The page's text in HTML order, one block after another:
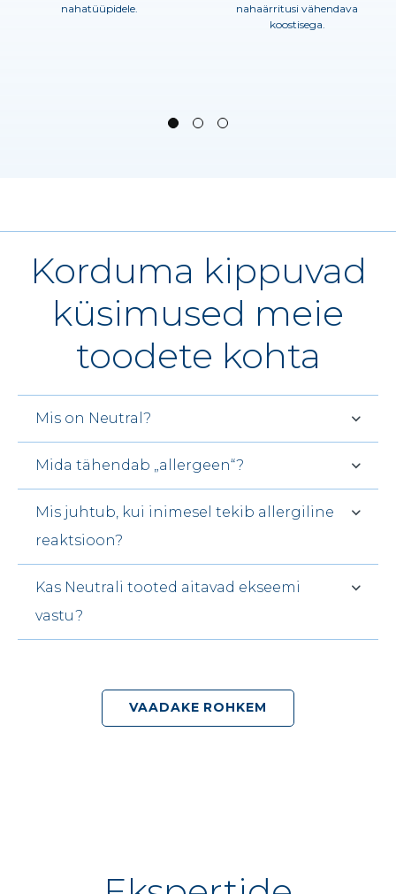
nahatüüpidele.
nahaärritusi vähendava
koostisega.
Korduma kippuvad
küsimused meie
toodete kohta
Mis on Neutral?
Mida tähendab „allergeen“?
Mis juhtub, kui inimesel tekib allergiline
reaktsioon?
Kas Neutrali tooted aitavad ekseemi
vastu?
VAADAKE ROHKEM